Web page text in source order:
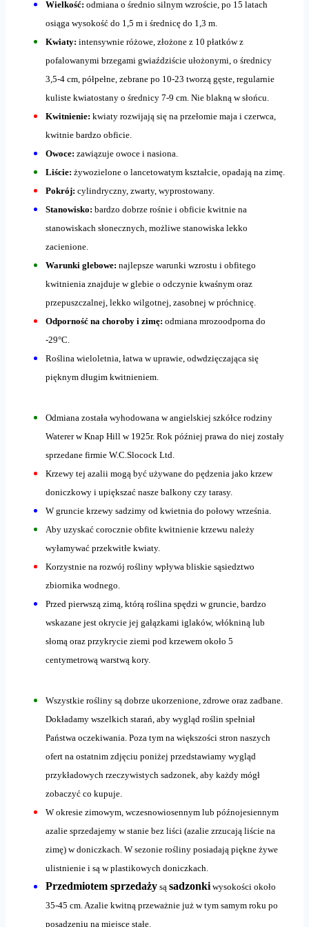
Wielkość: odmiana o średnio silnym wzroście, po 15 latach
osiąga wysokość do 1,5 m i średnicę do 1,3 m.
Kwiaty: intensywnie różowe, złożone z 10 płatków z
pofalowanymi brzegami gwiaździście ułożonymi, o średnicy
3,5-4 cm, półpełne, zebrane po 10-23 tworzą gęste, regularnie
kuliste kwiatostany o średnicy 7-9 cm. Nie blakną w słońcu.
Kwitnienie: kwiaty rozwijają się na przełomie maja i czerwca,
kwitnie bardzo obficie.
Owoce: zawiązuje owoce i nasiona.
Liście: żywozielone o lancetowatym kształcie, opadają na zimę.
Pokrój: cylindryczny, zwarty, wyprostowany.
Stanowisko: bardzo dobrze rośnie i obficie kwitnie na
stanowiskach słonecznych, możliwe stanowiska lekko
zacienione.
Warunki glebowe: najlepsze warunki wzrostu i obfitego
kwitnienia znajduje w glebie o odczynie kwaśnym oraz
przepuszczalnej, lekko wilgotnej, zasobnej w próchnicę.
Odporność na choroby i zimę: odmiana mrozoodporna do
-29°C.
Roślina wieloletnia, łatwa w uprawie, odwdzięczająca się
pięknym długim kwitnieniem.
Odmiana została wyhodowana w angielskiej szkółce rodziny
Waterer w Knap Hill w 1925r. Rok później prawa do niej zostały
sprzedane firmie W.C.Slocock Ltd.
Krzewy tej azalii mogą być używane do pędzenia jako krzew
doniczkowy i upiększać nasze balkony czy tarasy.
W gruncie krzewy sadzimy od kwietnia do połowy września.
Aby uzyskać corocznie obfite kwitnienie krzewu należy
wyłamywać przekwitłe kwiaty.
Korzystnie na rozwój rośliny wpływa bliskie sąsiedztwo
zbiornika wodnego.
Przed pierwszą zimą, którą roślina spędzi w gruncie, bardzo
wskazane jest okrycie jej gałązkami iglaków, włókniną lub
słomą oraz przykrycie ziemi pod krzewem około 5
centymetrową warstwą kory.
Wszystkie rośliny są dobrze ukorzenione, zdrowe oraz zadbane.
Dokładamy wszelkich starań, aby wygląd roślin spełniał
Państwa oczekiwania. Poza tym na większości stron naszych
ofert na ostatnim zdjęciu poniżej przedstawiamy wygląd
przykładowych rzeczywistych sadzonek, aby każdy mógł
zobaczyć co kupuje.
W okresie zimowym, wczesnowiosennym lub późnojesiennym
azalie sprzedajemy w stanie bez liści (azalie zrzucają liście na
zimę) w doniczkach. W sezonie rośliny posiadają piękne żywe
ulistnienie i są w plastikowych doniczkach.
Przedmiotem sprzedaży są sadzonki wysokości około
35-45 cm. Azalie kwitną przeważnie już w tym samym roku po
posadzeniu na miejsce stałe.